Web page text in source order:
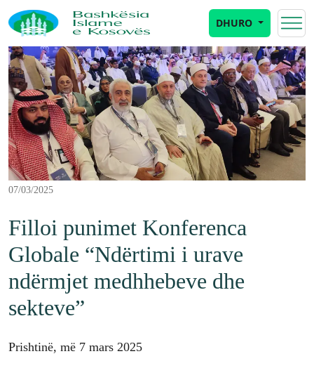
DHURO
07/03/2025
Filloi punimet Konferenca
Globale “Ndërtimi i urave
ndërmjet medhhebeve dhe
sekteve”
Prishtinë, më 7 mars 2025